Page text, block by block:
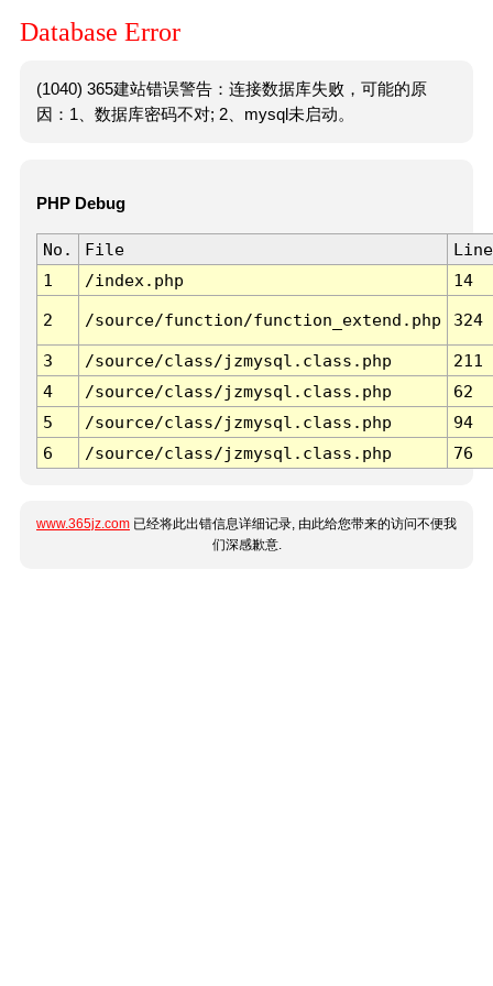
Database Error
(1040) 365建站错误警告：连接数据库失败，可能的原
因：1、数据库密码不对; 2、mysql未启动。
PHP Debug
No. File
Line
1
/index.php 14
2 /source/function/function_extend.php 324
3 /source/class/jzmysql.class.php
211
4
/source/class/jzmysql.class.php
62
5
/source/class/jzmysql.class.php
94
6
/source/class/jzmysql.class.php 76
www.365jz.com 已经将此出错信息详细记录, 由此给您带来的访问不便我
们深感歉意.